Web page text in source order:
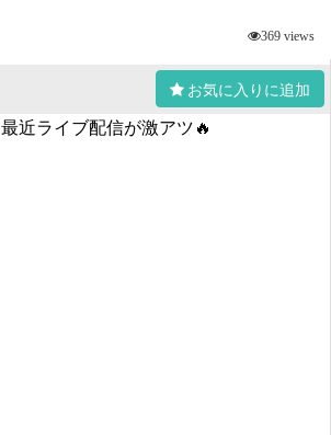
369 views
お気に入りに追加
最近ライブ配信が激アツ🔥